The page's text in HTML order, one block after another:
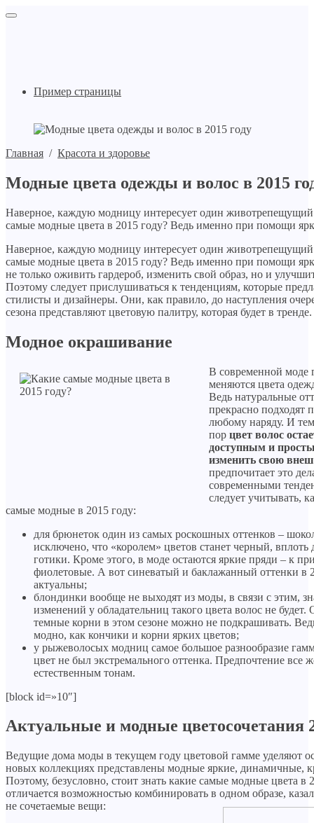
Пример страницы
Главная / Красота и здоровье
Модные цвета одежды и волос в 2015
Наверное, каждую модницу интересует один животрепещущий
самые модные цвета в 2015 году? Ведь именно при помощи
Наверное, каждую модницу интересует один животрепещущий
самые модные цвета в 2015 году? Ведь именно при помощи
не только оживить гардероб, изменить свой образ, но и
Поэтому следует прислушиваться к тенденциям, которые
стилисты и дизайнеры. Они, как правило, до наступления
сезона представляют цветовую палитру, которая будет в тренде.
Модное окрашивание
В современной моде
меняются цвета
Ведь натуральные
прекрасно подходят
любому наряду. И
пор цвет волос
доступным и
изменить свою
предпочитает это
современными
следует учитывать,
самые модные в 2015 году:
для брюнеток один из самых роскошных оттенков –
исключено, что «королем» цветов станет черный, вплоть
готики. Кроме этого, в моде остаются яркие пряди – к
фиолетовые. А вот синеватый и баклажанный оттенки в
актуальны;
блондинки вообще не выходят из моды, в связи с этим,
изменений у обладательниц такого цвета волос не
темные корни в этом сезоне можно не подкрашивать.
модно, как кончики и корни ярких цветов;
у рыжеволосых модниц самое большое разнообразие
цвет не был экстремального оттенка. Предпочтение все
естественным тонам.
[block id=»10″]
Актуальные и модные цветосочетания
Ведущие дома моды в текущем году цветовой гамме уделяют
новых коллекциях представлены модные яркие, динамичные,
Поэтому, безусловно, стоит знать какие самые модные цвета в
отличается возможностью комбинировать в одном образе,
не сочетаемые вещи: